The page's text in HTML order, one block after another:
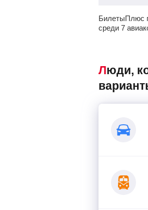
БилетыПлюс
среди 7
Люди, которые искали авиабилеты Чита – Улан-Удэ, также смотрели следующие